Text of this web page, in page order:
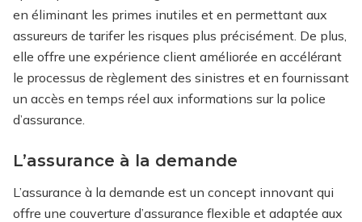
en éliminant les primes inutiles et en permettant aux
assureurs de tarifer les risques plus précisément. De plus,
elle offre une expérience client améliorée en accélérant
le processus de règlement des sinistres et en fournissant
un accès en temps réel aux informations sur la police
d’assurance.
L’assurance à la demande
L’assurance à la demande est un concept innovant qui
offre une couverture d’assurance flexible et adaptée aux